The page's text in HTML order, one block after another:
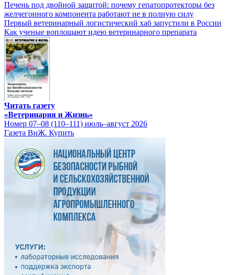
Печень под двойной защитой: почему гепатопротекторы без
желчегонного компонента работают не в полную силу
Первый ветеринарный логистический хаб запустили в России
Как ученые воплощают идею ветеринарного препарата
Читать газету
«Ветеринария и Жизнь»
Номер 07–08 (110–111) июль–август 2026
Газета ВиЖ. Купить